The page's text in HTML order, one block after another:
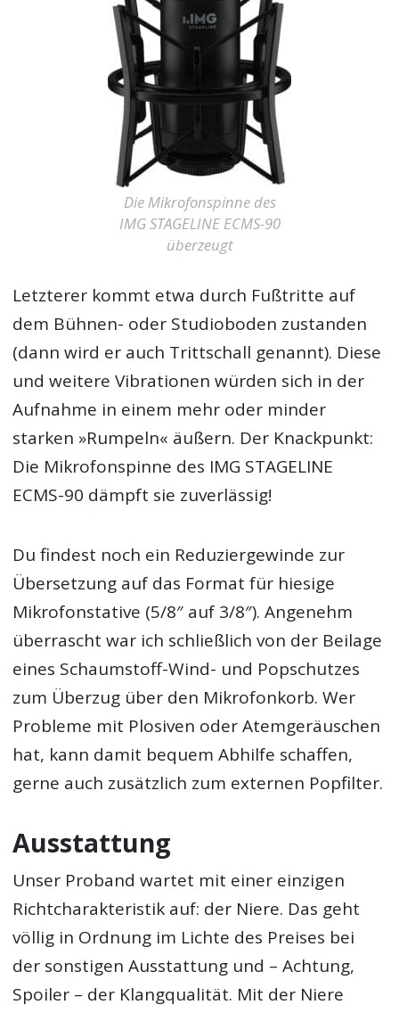
Die Mikrofonspinne des
IMG STAGELINE ECMS-90
überzeugt
Letzterer kommt etwa durch Fußtritte auf
dem Bühnen- oder Studioboden zustanden
(dann wird er auch Trittschall genannt). Diese
und weitere Vibrationen würden sich in der
Aufnahme in einem mehr oder minder
starken »Rumpeln« äußern. Der Knackpunkt:
Die Mikrofonspinne des IMG STAGELINE
ECMS-90 dämpft sie zuverlässig!
Du findest noch ein Reduziergewinde zur
Übersetzung auf das Format für hiesige
Mikrofonstative (5/8″ auf 3/8″). Angenehm
überrascht war ich schließlich von der Beilage
eines Schaumstoff-Wind- und Popschutzes
zum Überzug über den Mikrofonkorb. Wer
Probleme mit Plosiven oder Atemgeräuschen
hat, kann damit bequem Abhilfe schaffen,
gerne auch zusätzlich zum externen Popfilter.
Ausstattung
Unser Proband wartet mit einer einzigen
Richtcharakteristik auf: der Niere. Das geht
völlig in Ordnung im Lichte des Preises bei
der sonstigen Ausstattung und – Achtung,
Spoiler – der Klangqualität. Mit der Niere